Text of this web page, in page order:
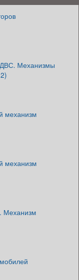
Механизмы
механизм
механизм
Механизм